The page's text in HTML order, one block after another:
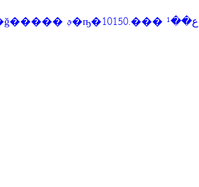
4/974 ������ 5 ��������� 2 �ǧ����� ࢵ�ҧ�ع��¹ ���.10150